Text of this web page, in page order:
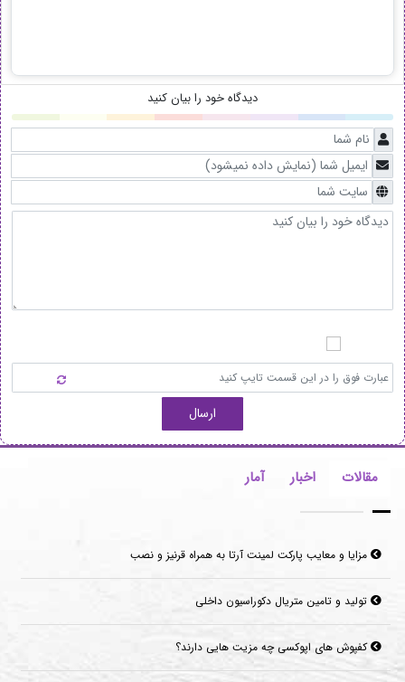
دیدگاه خود را بیان کنید
ارسال
مقالات اخبار آمار
مزایا و معایب پارکت لمینت آرتا به همراه قرنیز و نصب
تولید و تامین متریال دکوراسیون داخلی
کفپوش های اپوکسی چه مزیت هایی دارند؟